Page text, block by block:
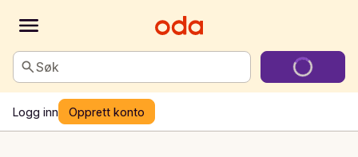
Søk
Logg inn Opprett konto